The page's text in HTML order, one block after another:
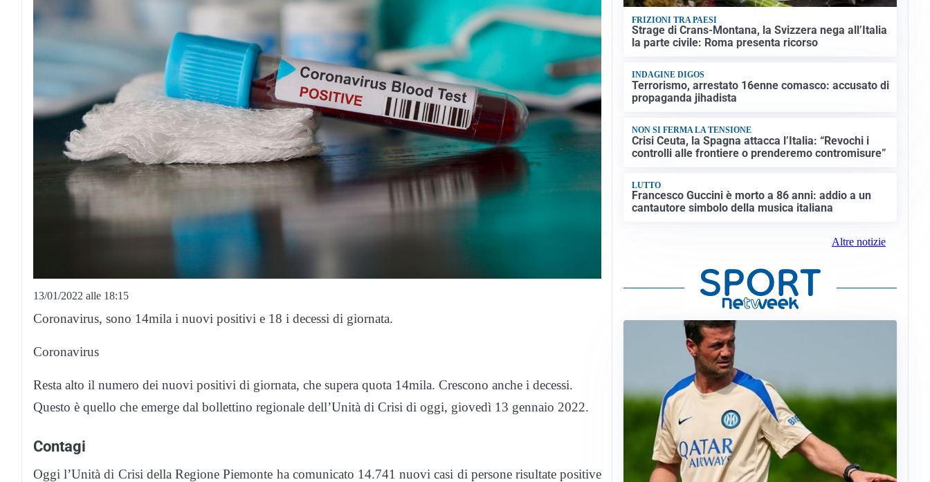
13/01/2022 alle 18:15
Coronavirus, sono 14mila i nuovi positivi e 18 i decessi di giornata.
Coronavirus
Resta alto il numero dei nuovi positivi di giornata, che supera quota 14mila. Crescono anche i decessi.
Questo è quello che emerge dal bollettino regionale dell’Unità di Crisi di oggi, giovedì 13 gennaio 2022.
Contagi
Oggi l’Unità di Crisi della Regione Piemonte ha comunicato 14.741 nuovi casi di persone risultate positive
FRIZIONI TRA PAESI
Strage di Crans-Montana, la Svizzera nega all’Italia
la parte civile: Roma presenta ricorso
INDAGINE DIGOS
Terrorismo, arrestato 16enne comasco: accusato di
propaganda jihadista
NON SI FERMA LA TENSIONE
Crisi Ceuta, la Spagna attacca l’Italia: “Revochi i
controlli alle frontiere o prenderemo contromisure”
LUTTO
Francesco Guccini è morto a 86 anni: addio a un
cantautore simbolo della musica italiana
Altre notizie